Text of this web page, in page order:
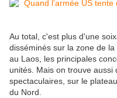
Au total, c'est plus d'une
disséminés sur la zone de
au Laos, les principales
unités. Mais on trouve aussi
spectaculaires, sur le
du Nord.